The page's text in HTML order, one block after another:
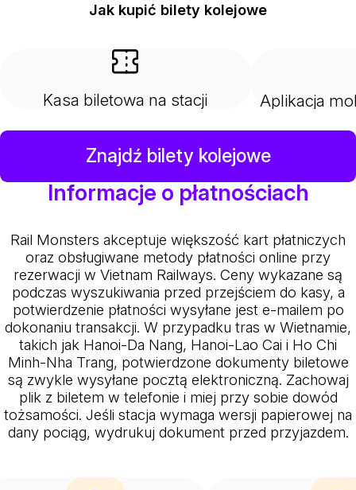
Jak kupić bilety kolejowe
Kasa biletowa na stacji Aplikacja
Znajdź bilety kolejowe
Informacje o płatnościach
Rail Monsters akceptuje większość kart płatniczych
oraz obsługiwane metody płatności online przy
rezerwacji w Vietnam Railways. Ceny wykazane są
podczas wyszukiwania przed przejściem do kasy, a
potwierdzenie płatności wysyłane jest e-mailem po
dokonaniu transakcji. W przypadku tras w Wietnamie,
takich jak Hanoi-Da Nang, Hanoi-Lao Cai i Ho Chi
Minh-Nha Trang, potwierdzone dokumenty biletowe
są zwykle wysyłane pocztą elektroniczną. Zachowaj
plik z biletem w telefonie i miej przy sobie dowód
tożsamości. Jeśli stacja wymaga wersji papierowej na
dany pociąg, wydrukuj dokument przed przyjazdem.